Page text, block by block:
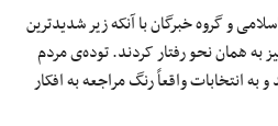
و گروه خبرگان با آنکه زیر شدیدترین
به همان نحو رفتار کردند. توده‌ی مردم
انتخابات واقعاً رنگ مراجعه به افکار